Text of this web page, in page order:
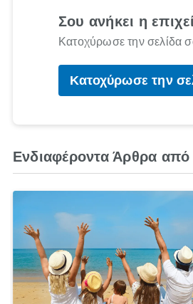
Σου ανήκει η
Κατοχύρωσε την σελίδα
Κατοχύρωσε την
Ενδιαφέροντα Άρθρα